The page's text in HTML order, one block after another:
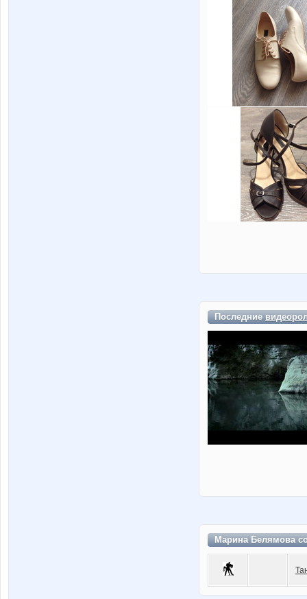
Последние
Марина Белямова